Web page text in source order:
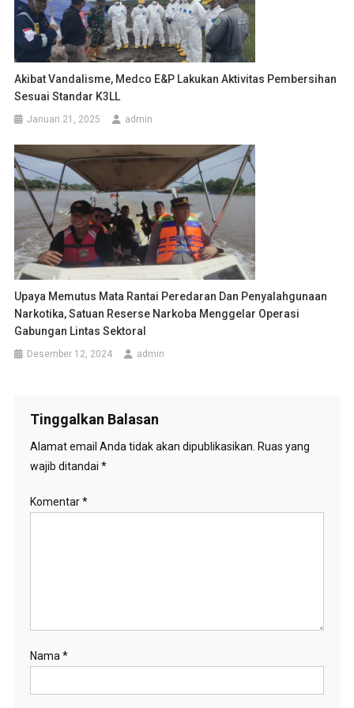
Akibat Vandalisme, Medco E&P Lakukan Aktivitas Pembersihan
Sesuai Standar K3LL
Januari 21, 2025 admin
Upaya Memutus Mata Rantai Peredaran Dan Penyalahgunaan
Narkotika, Satuan Reserse Narkoba Menggelar Operasi
Gabungan Lintas Sektoral
Desember 12, 2024 admin
Tinggalkan Balasan
Alamat email Anda tidak akan dipublikasikan. Ruas yang
wajib ditandai *
Komentar*
Nama *